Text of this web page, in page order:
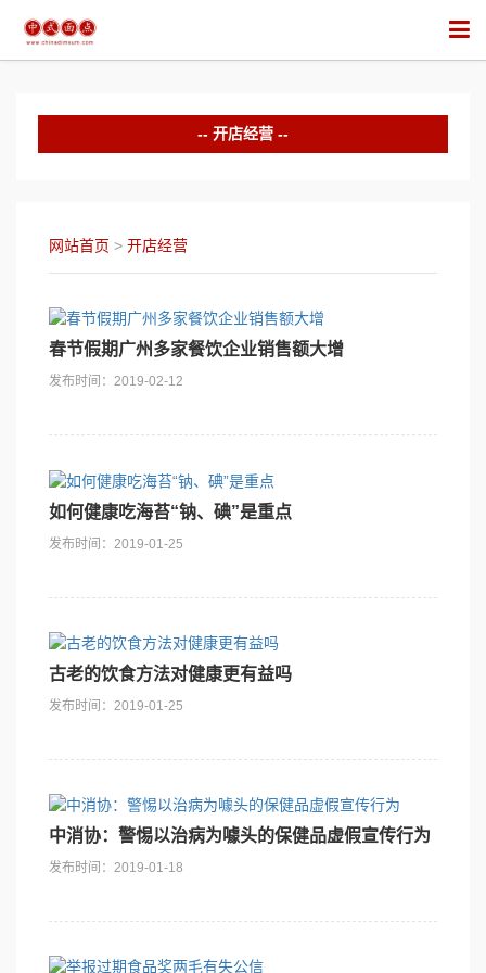
开店经营
网站首页 > 开店经营
春节假期广州多家餐饮企业销售额大增
发布时间：2019-02-12
如何健康吃海苔“钠、碘”是重点
发布时间：2019-01-25
古老的饮食方法对健康更有益吗
发布时间：2019-01-25
中消协：警惕以治病为噱头的保健品虚假宣传行为
发布时间：2019-01-18